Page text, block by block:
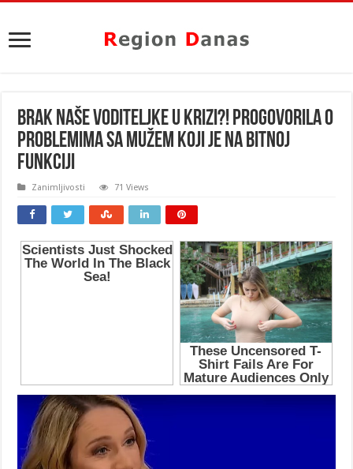
BRAK NAŠE VODITELJKE U KRIZI?! Progovorila o
problemima sa mužem koji je na BITNOJ
FUNKCIJI
Zanimljivosti 71 Views